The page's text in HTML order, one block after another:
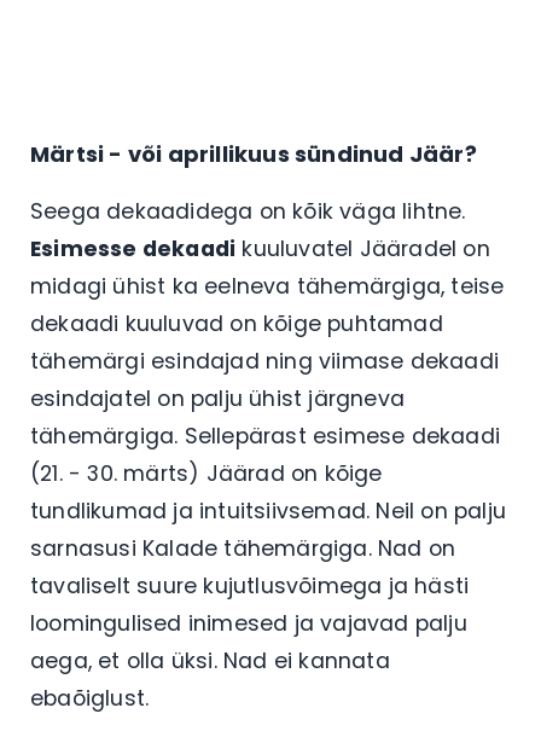
Märtsi - või aprillikuus sündinud Jäär?
Seega dekaadidega on kõik väga lihtne.
Esimesse dekaadi kuuluvatel Jääradel on
midagi ühist ka eelneva tähemärgiga, teise
dekaadi kuuluvad on kõige puhtamad
tähemärgi esindajad ning viimase dekaadi
esindajatel on palju ühist järgneva
tähemärgiga. Sellepärast esimese dekaadi
(21. - 30. märts) Jäärad on kõige
tundlikumad ja intuitsiivsemad. Neil on palju
sarnasusi Kalade tähemärgiga. Nad on
tavaliselt suure kujutlusvõimega ja hästi
loomingulised inimesed ja vajavad palju
aega, et olla üksi. Nad ei kannata
ebaõiglust.